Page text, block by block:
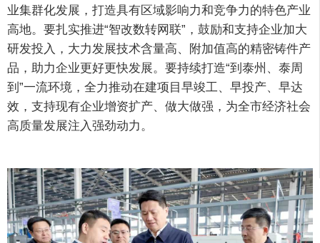
业集群化发展，打造具有区域影响力和竞争力的特色产业
高地。要扎实推进“智改数转网联”，鼓励和支持企业加大
研发投入，大力发展技术含量高、附加值高的精密铸件产
品，助力企业更好更快发展。要持续打造“到泰州、泰周
到”一流环境，全力推动在建项目早竣工、早投产、早达
效，支持现有企业增资扩产、做大做强，为全市经济社会
高质量发展注入强劲动力。